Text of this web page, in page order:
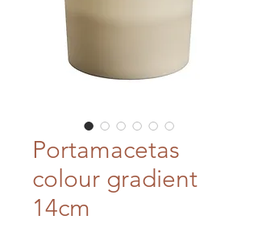
Portamacetas
colour gradient
14cm